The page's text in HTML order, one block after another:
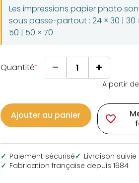
Les impressions papier photo
sous passe-partout : 24 × 30 | 30
50 | 50 × 70
Quantité
A partir de
Ajouter au panier favorite_border
Paiement sécurisé
Livraison suivie
Fabrication française depuis 1984